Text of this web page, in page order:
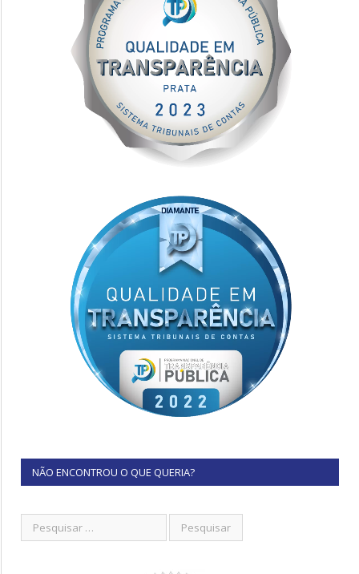
NÃO ENCONTROU O QUE QUERIA?